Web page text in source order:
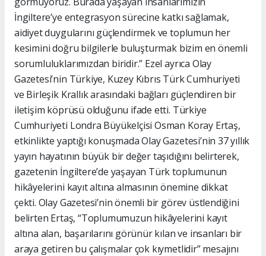
İngiltere’ye entegrasyon sürecine katkı sağlamak,
aidiyet duygularını güçlendirmek ve toplumun her
kesimini doğru bilgilerle buluşturmak bizim en önemli
sorumluluklarımızdan biridir.” Ezel ayrıca Olay
Gazetesi’nin Türkiye, Kuzey Kıbrıs Türk Cumhuriyeti
ve Birleşik Krallık arasındaki bağları güçlendiren bir
iletişim köprüsü olduğunu ifade etti. Türkiye
Cumhuriyeti Londra Büyükelçisi Osman Koray Ertaş,
etkinlikte yaptığı konuşmada Olay Gazetesi’nin 37 yıllık
yayın hayatının büyük bir değer taşıdığını belirterek,
gazetenin İngiltere’de yaşayan Türk toplumunun
hikâyelerini kayıt altına almasının önemine dikkat
çekti. Olay Gazetesi’nin önemli bir görev üstlendiğini
belirten Ertaş, “Toplumumuzun hikâyelerini kayıt
altına alan, başarılarını görünür kılan ve insanları bir
araya getiren bu çalışmalar çok kıymetlidir” mesajını